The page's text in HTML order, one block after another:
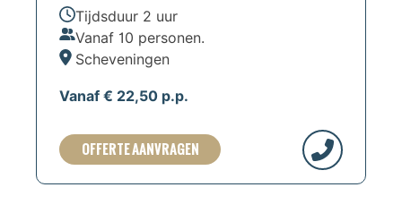
Tijdsduur 2 uur
Vanaf 10 personen.
Scheveningen
Vanaf € 22,50 p.p.
OFFERTE AANVRAGEN